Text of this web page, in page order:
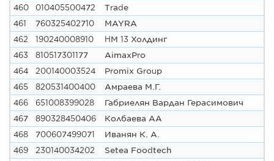
460
010405500472
Trade
461
760325402710
MAYRA
462
190240008910
НМ 13 Холдинг
463
810517301177
AimaxPro
464
200140003524
Promix Group
465
820531400400
Амраева М.Г.
466
651008399028
Габриелян Вардан Герасимович
467
890328450406
Колбаева АА
468
700607499071
Иванян К. А.
469
230140034202
Setea Foodtech